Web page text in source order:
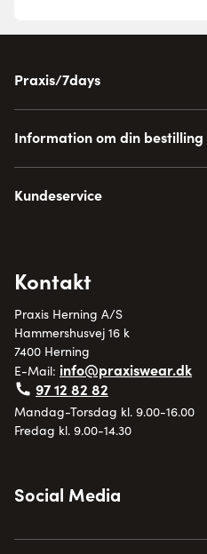
Praxis/7days
Information om din bestilling
Kundeservice
Kontakt
Praxis Herning A/S
Hammershusvej 16 k
7400 Herning
E-Mail: info@praxiswear.dk
97 12 82 82
Mandag-Torsdag kl. 9.00-16.00
Fredag kl. 9.00-14.30
Social Media